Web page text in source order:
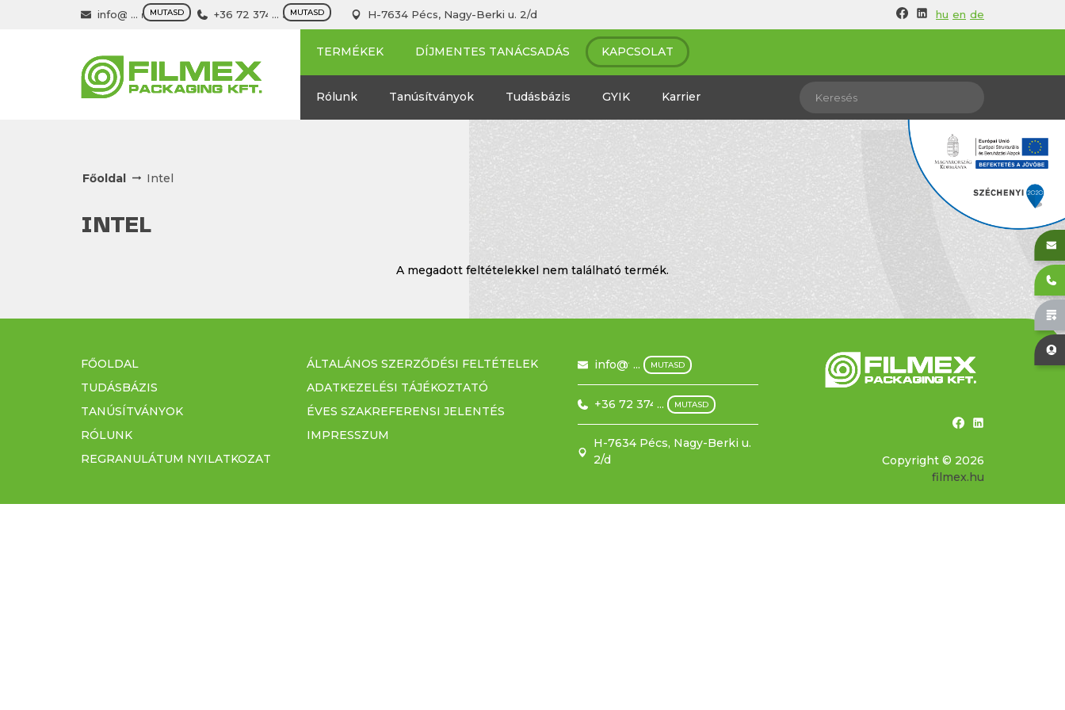
info@filmex.hu
... MUTASD +36 72 374 500
... MUTASD H-7634 Pécs, Nagy-Berki u. 2/d hu en de
TERMÉKEK DÍJMENTES TANÁCSADÁS KAPCSOLAT
Rólunk Tanúsítványok Tudásbázis GYIK Karrier
Főoldal Intel
INTEL
A megadott feltételekkel nem található termék.
FŐOLDAL
TUDÁSBÁZIS
TANÚSÍTVÁNYOK
RÓLUNK
REGRANULÁTUM NYILATKOZAT
ÁLTALÁNOS SZERZŐDÉSI FELTÉTELEK
ADATKEZELÉSI TÁJÉKOZTATÓ
ÉVES SZAKREFERENSI JELENTÉS
IMPRESSZUM
info@filmex.hu
... MUTASD
+36 72 374 500
... MUTASD
H-7634 Pécs, Nagy-Berki u.
2/d
Copyright © 2026
filmex.hu